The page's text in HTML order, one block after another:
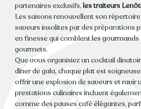
partenaires exclusifs, les traiteurs
Les saisons renouvellent son
saveurs insolites par des préparations
en finesse qui comblent les gourmands
gourmets.
Que vous organisiez un cocktail
dîner de gala, chaque plat est
offrir une explosion de saveurs et ravir
prestations culinaires incluent
comme des pauses café élégantes,